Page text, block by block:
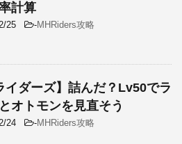
計算
25 -MHRiders攻略
イダーズ】詰んだ？Lv50でラ
オトモンを見直そう
24 -MHRiders攻略